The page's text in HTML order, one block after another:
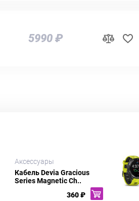
5990 ₽
Аксессуары
Кабель Devia Gracious
Series Magnetic Ch..
360 ₽